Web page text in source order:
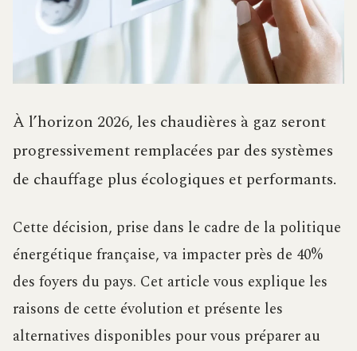
À l’horizon 2026, les chaudières à gaz seront
progressivement remplacées par des systèmes
de chauffage plus écologiques et performants.
Cette décision, prise dans le cadre de la politique
énergétique française, va impacter près de 40%
des foyers du pays. Cet article vous explique les
raisons de cette évolution et présente les
alternatives disponibles pour vous préparer au